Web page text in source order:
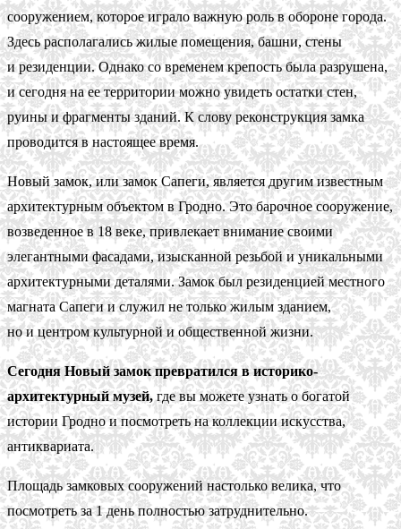
сооружением, которое играло важную роль в обороне города.
Здесь располагались жилые помещения, башни, стены
и резиденции. Однако со временем крепость была разрушена,
и сегодня на ее территории можно увидеть остатки стен,
руины и фрагменты зданий. К слову реконструкция замка
проводится в настоящее время.
Новый замок, или замок Сапеги, является другим известным
архитектурным объектом в Гродно. Это барочное сооружение,
возведенное в 18 веке, привлекает внимание своими
элегантными фасадами, изысканной резьбой и уникальными
архитектурными деталями. Замок был резиденцией местного
магната Сапеги и служил не только жилым зданием,
но и центром культурной и общественной жизни.
Сегодня Новый замок превратился в историко-
архитектурный музей, где вы можете узнать о богатой
истории Гродно и посмотреть на коллекции искусства,
антиквариата.
Площадь замковых сооружений настолько велика, что
посмотреть за 1 день полностью затруднительно.